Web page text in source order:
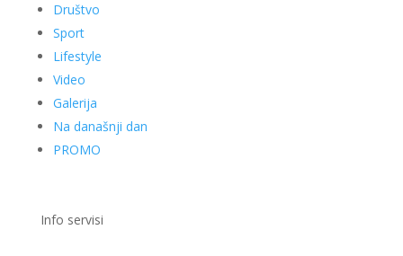
Društvo
Sport
Lifestyle
Video
Galerija
Na današnji dan
PROMO
Info servisi